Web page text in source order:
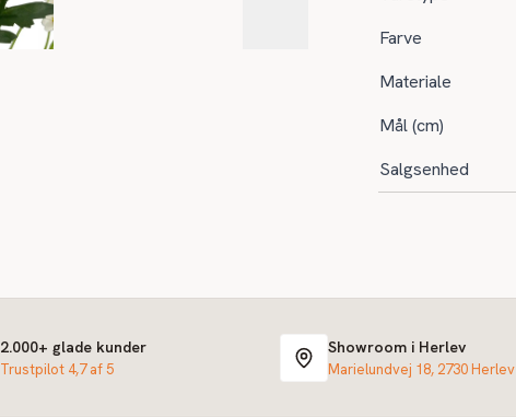
Farve
Materiale
Mål (cm)
Salgsenhed
2.000+ glade kunder
Trustpilot 4,7 af 5
Showroom i Herlev
Marielundvej 18, 2730 Herlev